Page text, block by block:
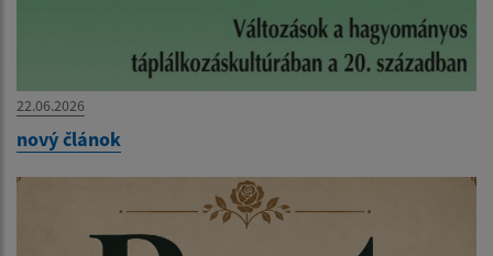
22.06.2026
nový článok